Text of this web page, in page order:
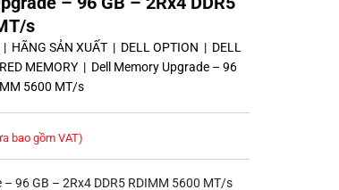
s
| HÃNG SẢN XUẤT| DELL OPTION | DELL
MEMORY| Dell Memory Upgrade – 96
5600 MT/s
bao gồm VAT)
– 96 GB – 2Rx4 DDR5 RDIMM 5600 MT/s